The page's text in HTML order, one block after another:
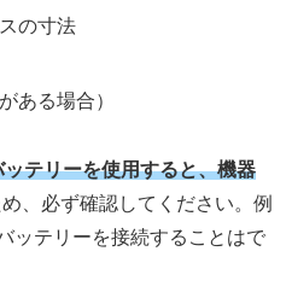
の寸法
ある場合）
テリーを使用すると、機器
、必ず確認してください。例
ッテリーを接続することはで